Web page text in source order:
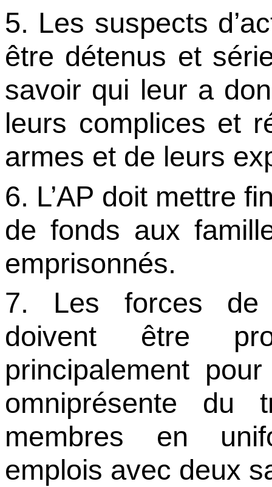
5. Les suspects
être détenus et
savoir qui leur a
leurs complices et
armes et de leurs
6. L’AP doit mettre
de fonds aux
emprisonnés.
7. Les forces de
doivent être
principalement
omniprésente
membres en
emplois avec deux